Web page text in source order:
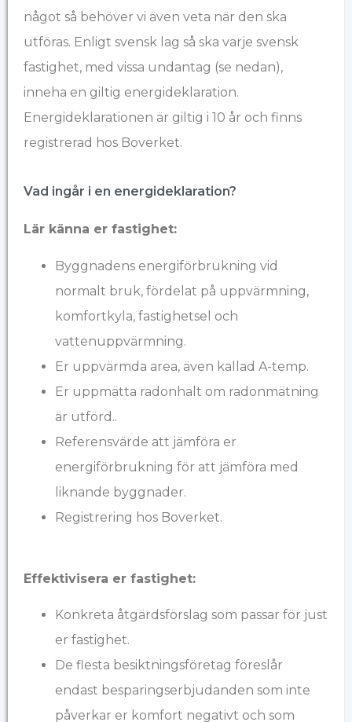
något så behöver vi även veta när den ska
utföras. Enligt svensk lag så ska varje svensk
fastighet, med vissa undantag (se nedan),
inneha en giltig energideklaration.
Energideklarationen är giltig i 10 år och finns
registrerad hos Boverket.
Vad ingår i en energideklaration?
Lär känna er fastighet:
Byggnadens energiförbrukning vid
normalt bruk, fördelat på uppvärmning,
komfortkyla, fastighetsel och
vattenuppvärmning.
Er uppvärmda area, även kallad A-temp.
Er uppmätta radonhalt om radonmätning
är utförd..
Referensvärde att jämföra er
energiförbrukning för att jämföra med
liknande byggnader.
Registrering hos Boverket.
Effektivisera er fastighet:
Konkreta åtgärdsförslag som passar för just
er fastighet.
De flesta besiktningsföretag föreslår
endast besparingserbjudanden som inte
påverkar er komfort negativt och som